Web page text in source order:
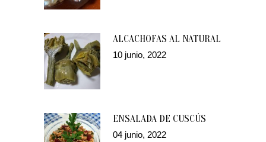
ALCACHOFAS AL NATURAL
10 junio, 2022
ENSALADA DE CUSCÚS
04 junio, 2022